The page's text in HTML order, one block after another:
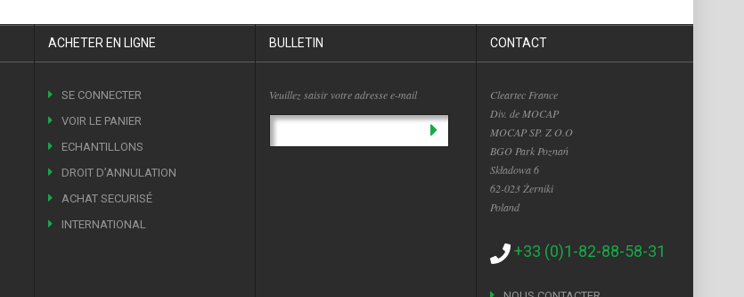
ACHETER EN LIGNE
SE CONNECTER
VOIR LE PANIER
ECHANTILLONS
DROIT DʼANNULATION
ACHAT SECURISÉ
INTERNATIONAL
BULLETIN
Veuillez saisir votre adresse e-mail
CONTACT
Cleartec France
Div. de MOCAP
MOCAP SP. Z O.O
BGO Park Poznań
Składowa 6
62-023 Żerniki
Poland
+33 (0)1-82-88-58-31